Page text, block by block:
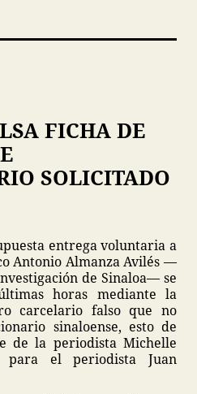
FICHA DE
SOLICITADO
entrega voluntaria a
Antonio Almanza Avilés —
de Sinaloa— se
horas mediante la
carcelario falso que no
sinaloense, esto de
de la periodista Michelle
el periodista Juan